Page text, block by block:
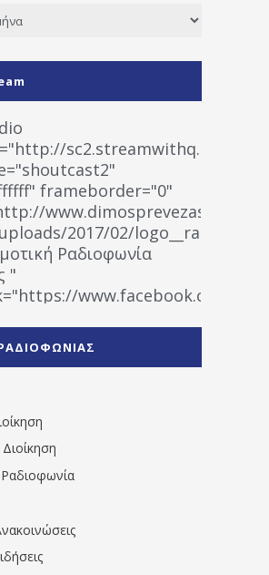
frameborder="0"
www.dimosprevezas.gr/wp-
2017/02/
Ραδιοφωνία
"
www.facebook.com/
" artist="" ]